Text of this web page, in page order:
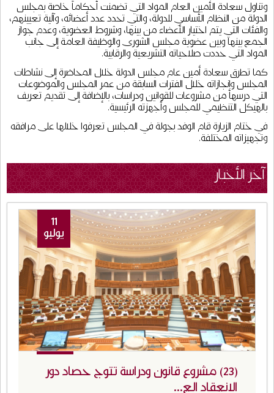
وتناول سعادة الأمين العام المواد التي تضمنت أحكاماً خاصة بمجلس
الدولة من النظام الأساسي للدولة، والتي تحدد عدد أعضائه، وآلية تعيينهم،
والفئات التي يتم اختيار الأعضاء من بينها، وشروط العضوية، وعدم جواز
الجمع بينها وبين عضوية مجلس الشورى والوظيفة العامة إلى جانب
المواد التي حددت صلاحياته التشريعية والرقابية.
كما تطرق سعادة أمين عام مجلس الدولة خلال المحاضرة إلى نشاطات
المجلس وإنجازاته خلال الفترات السابقة من عمر المجلس والموضوعات
التي درسها من مشروعات للقوانين ودراسات، بالإضافة إلى تقديم تعريف
بالهيكل التنظيمي للمجلس وأجهزته الرئيسية.
في ختام الزيارة قام الوفد بجولة في المجلس تعرفوا خلالها على مرافقه
وتجهيزاته المختلفة.
آخر الأخبار
11
يوليو
(23) مشروع قانون ودراسة تتوج حصاد دور